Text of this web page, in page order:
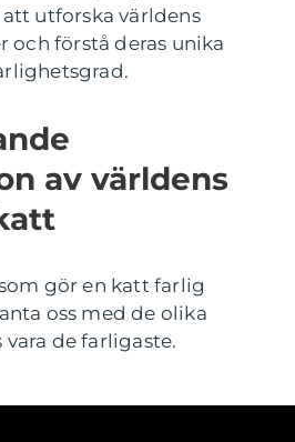
utforska världens
och förstå deras unika
av världens
gör en katt farlig
oss med de olika
vara de farligaste.